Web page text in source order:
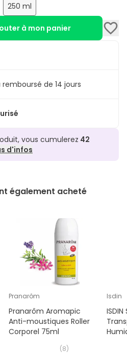
250 ml
à mon panier
de 14 jours
vous cumulerez 42
d'infos
également acheté
Pranarôm
Pranarôm Aromapic
Anti-moustiques Roller
Corporel 75ml
(8)
Isdin